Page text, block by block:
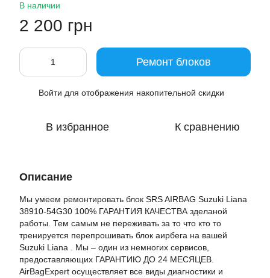
В наличии
2 200 грн
Ремонт блоков
Войти для отображения накопительной скидки
В избранное К сравнению
Описание
Мы умеем ремонтировать блок SRS AIRBAG Suzuki Liana
38910-54G30 100% ГАРАНТИЯ КАЧЕСТВА зделаной
работы. Тем самым не переживать за то что кто то
тренируется перепрошивать блок аирбега на вашей
Suzuki Liana . Мы – один из немногих сервисов,
предоставляющих ГАРАНТИЮ ДО 24 МЕСЯЦЕВ.
AirBagExpert осуществляет все виды диагностики и